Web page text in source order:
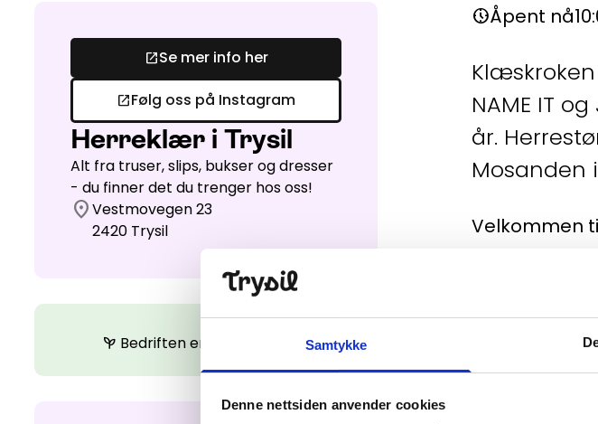
Samtykke
Denne nettsiden anvender cookies
nest_clock_farsight_analogÅpent nå
NAME IT
år.
Mosanden
Velkommen
open_in_newSe mer info her
open_in_newFølg oss på Instagram
Herreklær i Trysil
Alt fra truser, slips, bukser og dresser
- du finner det du trenger hos oss!
location_onVestmovegen 23
2420 Trysil
psychiatry Bedriften er miljøsertifisert